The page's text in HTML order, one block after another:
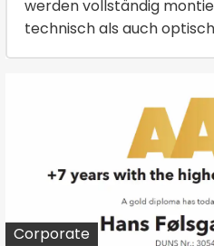
werden vollständig
technisch als auch optisch
Corporate